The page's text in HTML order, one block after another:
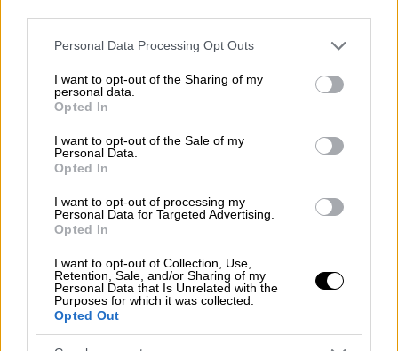
Please note that this website/app uses one or more Google
not limited to your visit or usage behaviour. You may click to
grant or deny consent to Google and its third-party tags to
use your data for below specified purposes in below Google
consent section.
Personal Data Processing Opt Outs
I want to opt-out of the Sharing of my
personal data.
Opted In
I want to opt-out of the Sale of my
Personal Data.
Opted In
I want to opt-out of processing my
Personal Data for Targeted Advertising.
Opted In
I want to opt-out of Collection, Use,
Retention, Sale, and/or Sharing of my
Personal Data that Is Unrelated with the
Purposes for which it was collected.
Opted Out
Η Τουρκία σημαιοφόρος του
παλαιστινιακού ζητήματος
Ο πρόεδρος Ερντογάν τόνισε ότι
θα συνεχίσει να προβάλλει ηγετικό ρόλο
στηνυπεράσπιση των Παλαιστινίων
«Η Τουρκία θα συνεχίσει να είναι ο
σημαιοφόρος του παλαιστινιακού ζητήματος
υπό οποιεσδήποτε συνθήκες».
Σχολιάζοντας τησυμμετοχή πολλών ηγετών
στη σύνοδο, ο Ερντογάν επισήμανε τη
συλλογική βούληση του ισλαμικού κόσμου
κατά της ισραηλινής επιθετικότητας και τη